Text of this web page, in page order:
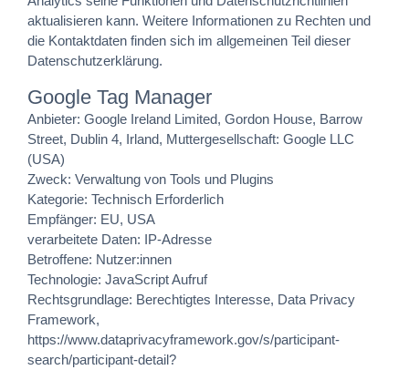
aktualisieren kann. Weitere Informationen zu Rechten und
die Kontaktdaten finden sich im allgemeinen Teil dieser
Datenschutzerklärung.
Google Tag Manager
Anbieter: Google Ireland Limited, Gordon House, Barrow
Street, Dublin 4, Irland, Muttergesellschaft: Google LLC
(USA)
Zweck: Verwaltung von Tools und Plugins
Kategorie: Technisch Erforderlich
Empfänger: EU, USA
verarbeitete Daten: IP-Adresse
Betroffene: Nutzer:innen
Technologie: JavaScript Aufruf
Rechtsgrundlage: Berechtigtes Interesse, Data Privacy
Framework,
https://www.dataprivacyframework.gov/s/participant-
search/participant-detail?